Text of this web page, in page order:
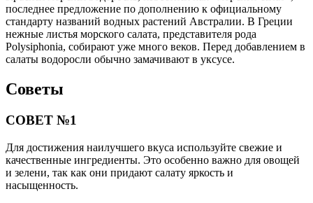
последнее предложение по дополнению к официальному
стандарту названий водных растений Австралии. В Греции
нежные листья морского салата, представителя рода
Polysiphonia, собирают уже много веков. Перед добавлением в
салаты водоросли обычно замачивают в уксусе.
Советы
СОВЕТ №1
Для достижения наилучшего вкуса используйте свежие и
качественные ингредиенты. Это особенно важно для овощей
и зелени, так как они придают салату яркость и
насыщенность.